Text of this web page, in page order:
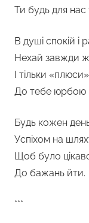
Ти будь для нас
В душі спокій і
Нехай завжди
І тільки
До тебе юрбою
Будь кожен
Успіхом на
Щоб було
До бажань йти.
***